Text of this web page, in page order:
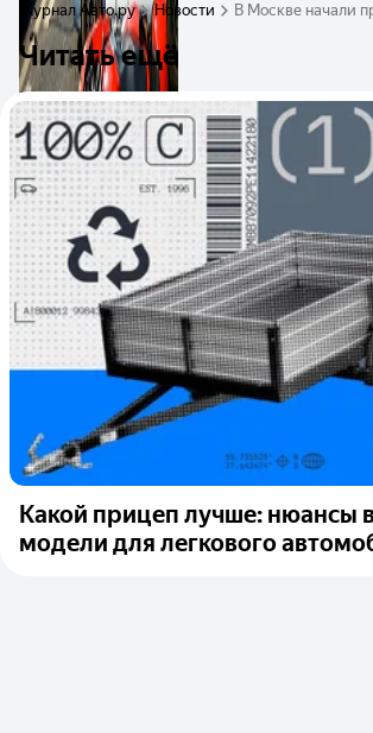
Журнал Авто.ру Новости В Москве начали
Читать ещё
Какой прицеп лучше: нюансы
модели для легкового